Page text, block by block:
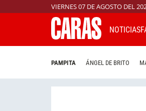
VIERNES 07 DE AGOSTO DEL
NOTICIAS
PAMPITA ÁNGEL DE BRITO